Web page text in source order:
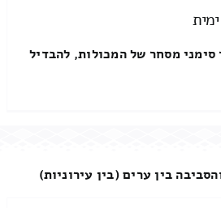
סימני מסחר של המכולות, להבדיל
בין ערים (בין עירוניות)